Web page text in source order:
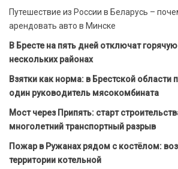
Путешествие из России в Беларусь –
арендовать авто в Минске
В Бресте на пять дней отключат
нескольких районах
Взятки как норма: в Брестской области
один руководитель мясокомбината
Мост через Припять: старт
многолетний транспортный разрыв
Пожар в Ружанах рядом с костёлом:
территории котельной